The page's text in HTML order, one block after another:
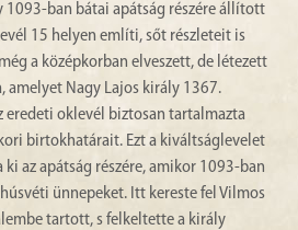
1093-ban bátai apátság részére állított
15 helyen említi, sőt részleteit is
a középkorban elveszett, de létezett
amelyet Nagy Lajos király 1367.
eredeti oklevél biztosan tartalmazta
birtokhatárait. Ezt a kiváltságlevelet
az apátság részére, amikor 1093-ban
ünnepeket. Itt kereste fel Vilmos
tartott, s felkeltette a király